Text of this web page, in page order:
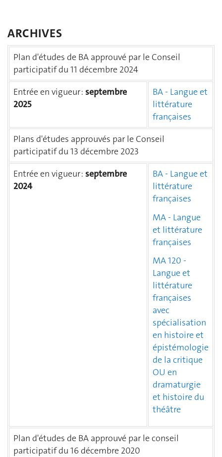
ARCHIVES
Plan d'études de BA approuvé par le Conseil
participatif du 11 décembre 2024
Entrée en vigueur : septembre
2025
BA - Langue et
littérature
françaises
Plans d'études approuvés par le Conseil
participatif du 13 décembre 2023
Entrée en vigueur : septembre
2024
BA - Langue et
littérature
françaises
MA - Langue
et littérature
françaises
MA 120 -
Langue et
littérature
françaises
avec
spécialisation
en histoire et
épistémologie
de la critique
OU en
dramaturgie
et histoire du
théâtre
Plan d'études de BA approuvé par le conseil
participatif du 16 décembre 2020